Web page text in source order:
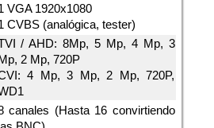
VGA 1920x1080
CVBS (analógica, tester)
/ AHD: 8Mp, 5 Mp, 4 Mp, 3
2 Mp, 720P
4 Mp, 3 Mp, 2 Mp, 720P,
canales (Hasta 16 convirtiendo